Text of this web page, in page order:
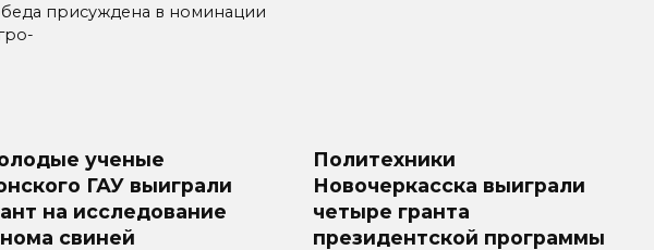
присуждена в номинации
ученые
ГАУ выиграли
на исследование
свиней
Политехники
Новочеркасска выиграли
четыре гранта
президентской программы